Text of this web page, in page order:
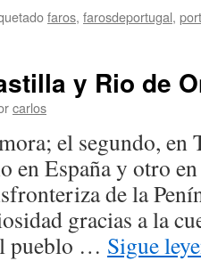
faros, farosdeportugal,
y Rio de
carlos
el segundo, en
en España y otro
de la
gracias a la
pueblo … Sigue